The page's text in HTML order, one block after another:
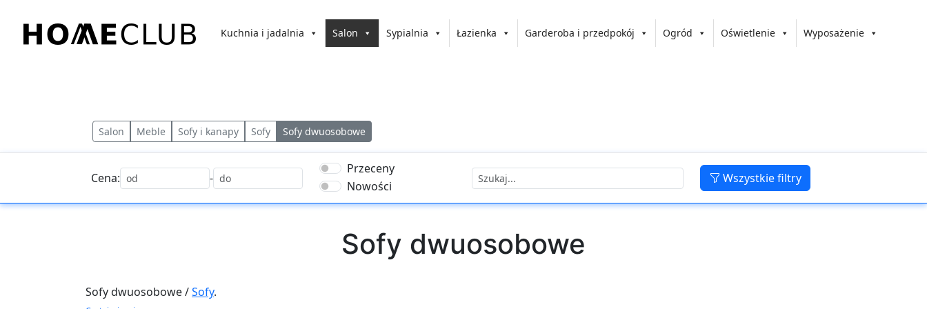
treści
Kuchnia i jadalnia Salon Sypialnia Łazienka Garderoba i przedpokój Ogród Oświetlenie Wyposażenie
Salon Meble Sofy i kanapy Sofy Sofy dwuosobowe
Cena: -
Przeceny
Nowości
Wszystkie filtry
Sofy dwuosobowe
Sofy dwuosobowe /Sofy.